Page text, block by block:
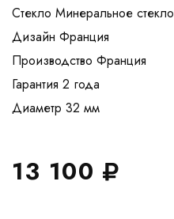
Стекло Минеральное стекло
Дизайн Франция
Производство Франция
Гарантия 2 года
13 100